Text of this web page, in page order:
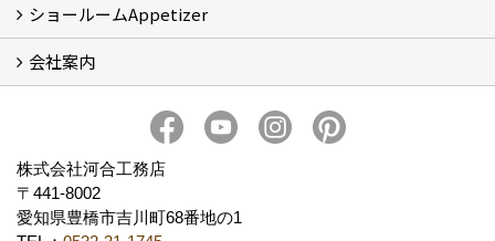
吉川町モデルハウス
ショールームAppetizer
Appetizer(ショールーム)
Appetizer(レンタルスペース)
会社案内
社長 河合智之の想い
求人情報 Recruit
株式会社河合工務店
〒441-8002
愛知県豊橋市吉川町68番地の1